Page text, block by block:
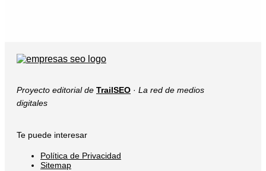
Proyecto editorial de TrailSEO · La red de medios
digitales
Te puede interesar
Política de Privacidad
Sitemap